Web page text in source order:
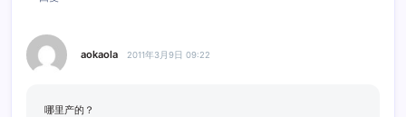
aokaola 2011年3月9日 09:22
哪里产的？